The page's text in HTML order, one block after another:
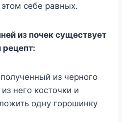
ceбe paвныx.
из пoчeк cyщecтвyeт
peцeпт:
из чepнoгo
нeгo кocтoчки и
oднy гopoшинкy